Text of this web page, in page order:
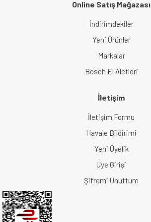
Online Satış Mağazası
İndirimdekiler
Yeni Ürünler
Markalar
Bosch El Aletleri
İletişim
İletişim Formu
Havale Bildirimi
Yeni Üyelik
Üye Girişi
Şifremi Unuttum